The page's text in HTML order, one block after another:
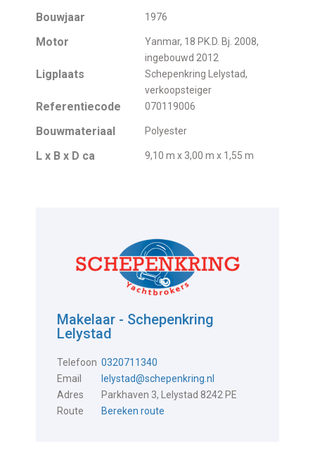
Bouwjaar 1976
Motor
Yanmar, 18 PK.D. Bj. 2008,
ingebouwd 2012
Ligplaats
Schepenkring Lelystad,
verkoopsteiger
Referentiecode 070119006
Bouwmateriaal Polyester
L x B x D ca 9,10 m x 3,00 m x 1,55 m
Makelaar - Schepenkring
Lelystad
Telefoon 0320711340
Email
lelystad@schepenkring.nl
Adres
Parkhaven 3, Lelystad 8242 PE
Route
Bereken route